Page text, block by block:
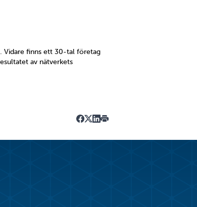
Vidare finns ett 30-tal företag
av nätverkets